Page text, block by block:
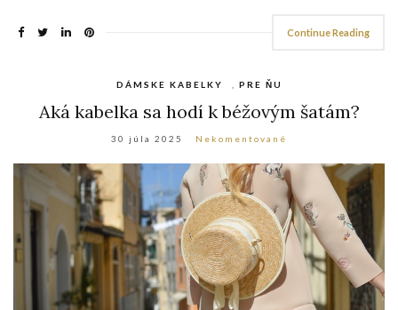
Continue Reading
DÁMSKE KABELKY PRE ŇU
Aká kabelka sa hodí k béžovým šatám?
30 júla 2025 Nekomentované